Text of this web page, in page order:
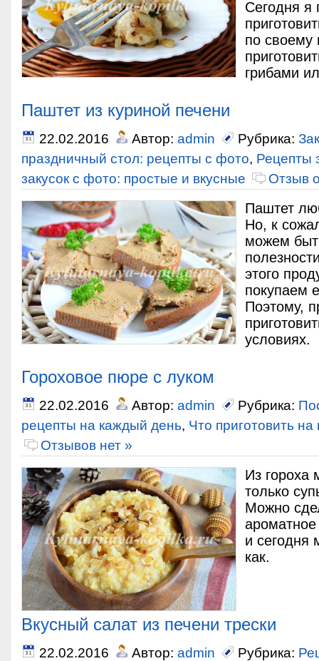
Сегодня я
по своему
грибами
Паштет из куриной печени
22.02.2016 Автор: admin Рубрика:
праздничный стол: рецепты с фото, Рецепты
закусок с фото: простые и вкусные
Отзыв
Паштет
Но, к
можем
этого
покупаем
Поэтому,
условиях.
Гороховое пюре с луком
22.02.2016 Автор: admin Рубрика:
рецепты на каждый день, Что приготовить на
Отзывов нет »
Из гороха
только
Можно
и
как.
Вкусный салат из печени трески
22.02.2016 Автор: admin Рубрика: